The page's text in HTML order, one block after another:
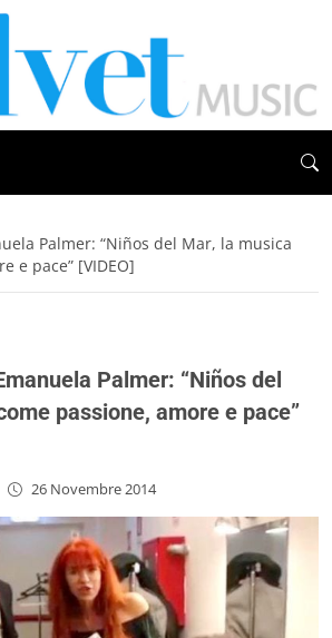
Palmer: “Niños del Mar, la musica
e pace” [VIDEO]
Palmer: “Niños del
passione, amore e pace”
26 Novembre 2014